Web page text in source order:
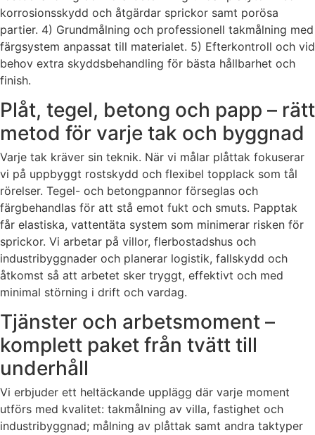
korrosionsskydd och åtgärdar sprickor samt porösa
partier. 4) Grundmålning och professionell takmålning med
färgsystem anpassat till materialet. 5) Efterkontroll och vid
behov extra skyddsbehandling för bästa hållbarhet och
finish.
Plåt, tegel, betong och papp – rätt
metod för varje tak och byggnad
Varje tak kräver sin teknik. När vi målar plåttak fokuserar
vi på uppbyggt rostskydd och flexibel topplack som tål
rörelser. Tegel- och betongpannor förseglas och
färgbehandlas för att stå emot fukt och smuts. Papptak
får elastiska, vattentäta system som minimerar risken för
sprickor. Vi arbetar på villor, flerbostadshus och
industribyggnader och planerar logistik, fallskydd och
åtkomst så att arbetet sker tryggt, effektivt och med
minimal störning i drift och vardag.
Tjänster och arbetsmoment –
komplett paket från tvätt till
underhåll
Vi erbjuder ett heltäckande upplägg där varje moment
utförs med kvalitet: takmålning av villa, fastighet och
industribyggnad; målning av plåttak samt andra taktyper